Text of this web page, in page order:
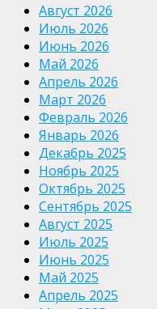
Август 2026
Июль 2026
Июнь 2026
Май 2026
Апрель 2026
Март 2026
Февраль 2026
Январь 2026
Декабрь 2025
Ноябрь 2025
Октябрь 2025
Сентябрь 2025
Август 2025
Июль 2025
Июнь 2025
Май 2025
Апрель 2025